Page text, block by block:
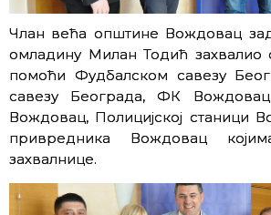
Члан већа општине Вождовац
омладину Милан Тодић
помоћи Фудбалском савезу
савезу Београда, ФК
Вождовац, Полицијској станици
привредника Вождовац
захвалнице.